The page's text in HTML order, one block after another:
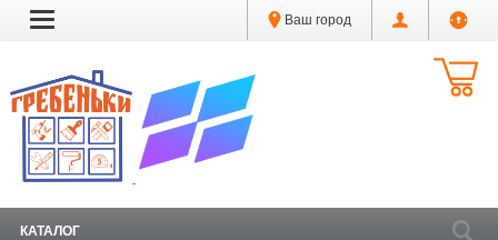
Ваш город
КАТАЛОГ